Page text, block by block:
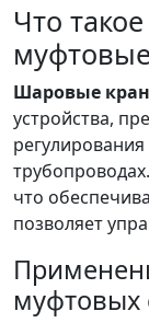
Что
Шаровые
устройства,
что
позволяет
муфтовых